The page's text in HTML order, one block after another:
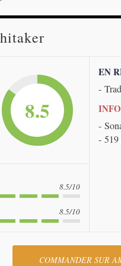
8.5
8.5/10
8.5/10
EN
519
COMMANDER SUR